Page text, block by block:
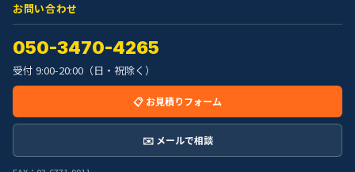
お問い合わせ
050-3470-4265
受付 9:00-20:00（日・祝除く）
📋 お見積りフォーム
✉️ メールで相談